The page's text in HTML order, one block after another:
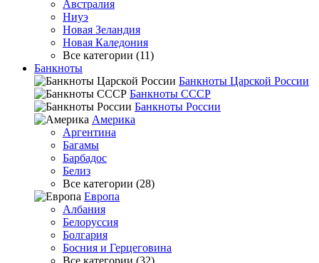
Австралия
Ниуэ
Новая Зеландия
Новая Каледония
Все категории (11)
Банкноты
Банкноты Царской России
Банкноты СССР
Банкноты России
Америка
Аргентина
Багамы
Барбадос
Белиз
Все категории (28)
Европа
Албания
Белоруссия
Болгария
Босния и Герцеговина
Все категории (32)